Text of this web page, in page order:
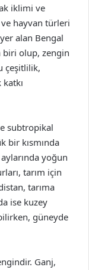
iklimi ve
ve hayvan türleri
alan Bengal
biri olup, zengin
çeşitlilik,
subtropikal
bir kısmında
yoğun
tarım için
tarıma
ise kuzey
güneyde
Ganj,